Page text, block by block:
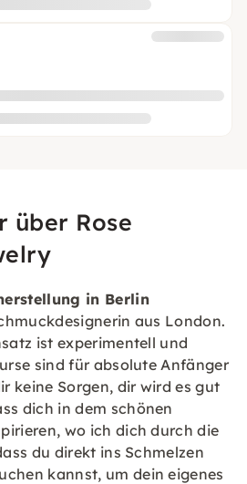
über Rose
in Berlin
aus London.
ist experimentell und
sind für absolute Anfänger
keine Sorgen, dir wird es gut
dich in dem schönen
wo ich dich durch die
du direkt ins Schmelzen
kannst, um dein eigenes